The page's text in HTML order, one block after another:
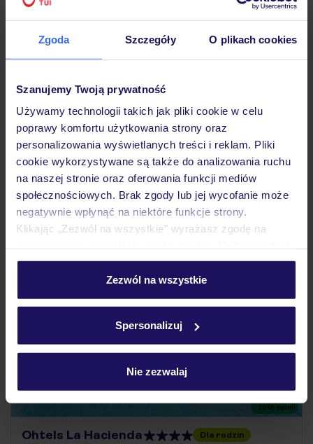
Zgoda Szczegóły O plikach cookies
Szanujemy Twoją prywatność
Używamy technologii takich jak pliki cookie w celu
poprawy komfortu użytkowania strony oraz
personalizowania wyświetlanych treści i reklam. Pliki
cookie wykorzystywane są także do analizowania ruchu
na naszej stronie oraz oferowania funkcji mediów
społecznościowych. Brak zgody lub jej wycofanie może
negatywnie wpłynąć na niektóre funkcje strony.
Klikając „Zezwól na wszystkie” wyrażasz zgodę na
personalizować swój wybór wchodząc w zakładkę
Szczegółowe informacje o plikach cookie znajdziesz
Zezwól na wszystkie
Spersonalizuj
Nie zezwalaj
4.1/5
opinie
Best Maritim
1 636
26.10.2026 - 01.11.2026 (6 noclegów)
Kraków (06:00)
Bez wyżywienia
strefa spa
2636 opinii
Ohtels La Hacienda Dla rodzin